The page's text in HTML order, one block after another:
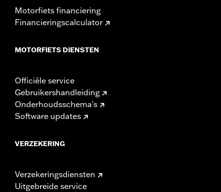
Motorfiets financiering
Financieringscalculator
MOTORFIETS DIENSTEN
Officiële service
Gebruikershandleiding
Onderhoudsschema's
Software updates
VERZEKERING
Verzekeringsdiensten
Uitgebreide service